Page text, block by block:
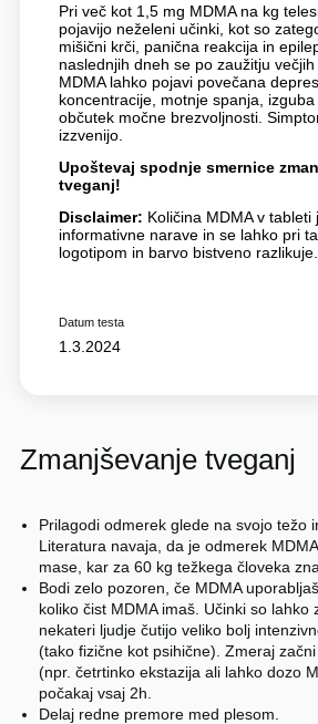
Pri več kot 1,5 mg MDMA na kg
pojavijo neželeni učinki, kot so
mišični krči, panična reakcija in
naslednjih dneh se po zaužitju
MDMA lahko pojavi povečana
koncentracije, motnje spanja,
občutek močne brezvoljnosti.
izzvenijo.
Upoštevaj spodnje smernice
tveganj!
Disclaimer: Količina MDMA v tableti
informativne narave in se lahko pri
logotipom in barvo bistveno razlikuje.
Datum testa
1.3.2024
Zmanjševanje tveganj
Prilagodi odmerek glede na svojo težo
Literatura navaja, da je odmerek
mase, kar za 60 kg težkega človeka
Bodi zelo pozoren, če MDMA
koliko čist MDMA imaš. Učinki so lahko
nekateri ljudje čutijo veliko bolj
(tako fizične kot psihične). Zmeraj
(npr. četrtinko ekstazija ali lahko dozo
počakaj vsaj 2h.
Delaj redne premore med plesom.